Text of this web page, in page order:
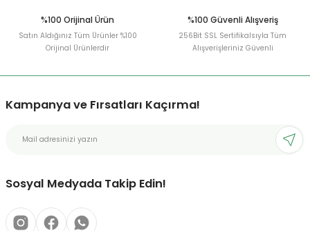
%100 Orijinal Ürün
Satın Aldığınız Tüm Ürünler %100
Orijinal Ürünlerdir
%100 Güvenli Alışveriş
256Bit SSL Sertifikalsıyla Tüm
Alışverişleriniz Güvenli
Kampanya ve Fırsatları Kaçırma!
Sosyal Medyada Takip Edin!